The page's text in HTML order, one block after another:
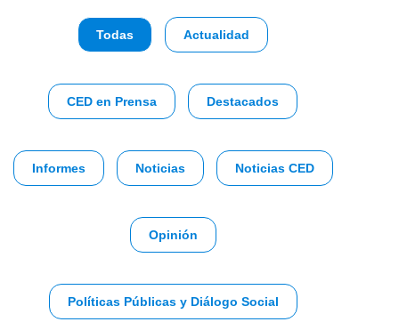
Todas Actualidad
CED en Prensa Destacados
Informes Noticias Noticias CED
Opinión
Políticas Públicas y Diálogo Social